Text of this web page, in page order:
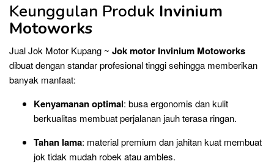
Keunggulan Produk Invinium
Motoworks
Jual Jok Motor Kupang ~ Jok motor Invinium Motoworks
dibuat dengan standar profesional tinggi sehingga memberikan
banyak manfaat:
Kenyamanan optimal: busa ergonomis dan kulit
berkualitas membuat perjalanan jauh terasa ringan.
Tahan lama: material premium dan jahitan kuat membuat
jok tidak mudah robek atau ambles.